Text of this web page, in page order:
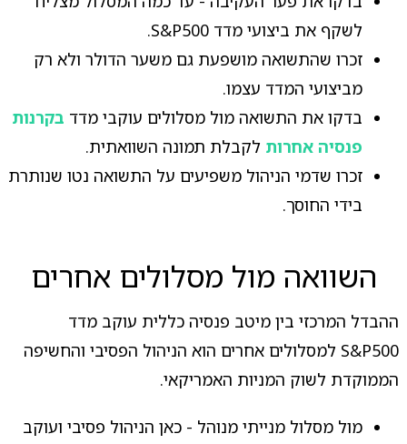
לשקף את ביצועי מדד S&P500.
זכרו שהתשואה מושפעת גם משער הדולר ולא רק
מביצועי המדד עצמו.
בדקו את התשואה מול מסלולים עוקבי מדד בקרנות
פנסיה אחרות לקבלת תמונה השוואתית.
זכרו שדמי הניהול משפיעים על התשואה נטו שנותרת
בידי החוסך.
השוואה מול מסלולים אחרים
ההבדל המרכזי בין מיטב פנסיה כללית עוקב מדד
S&P500 למסלולים אחרים הוא הניהול הפסיבי והחשיפה
הממוקדת לשוק המניות האמריקאי.
מול מסלול מנייתי מנוהל - כאן הניהול פסיבי ועוקב